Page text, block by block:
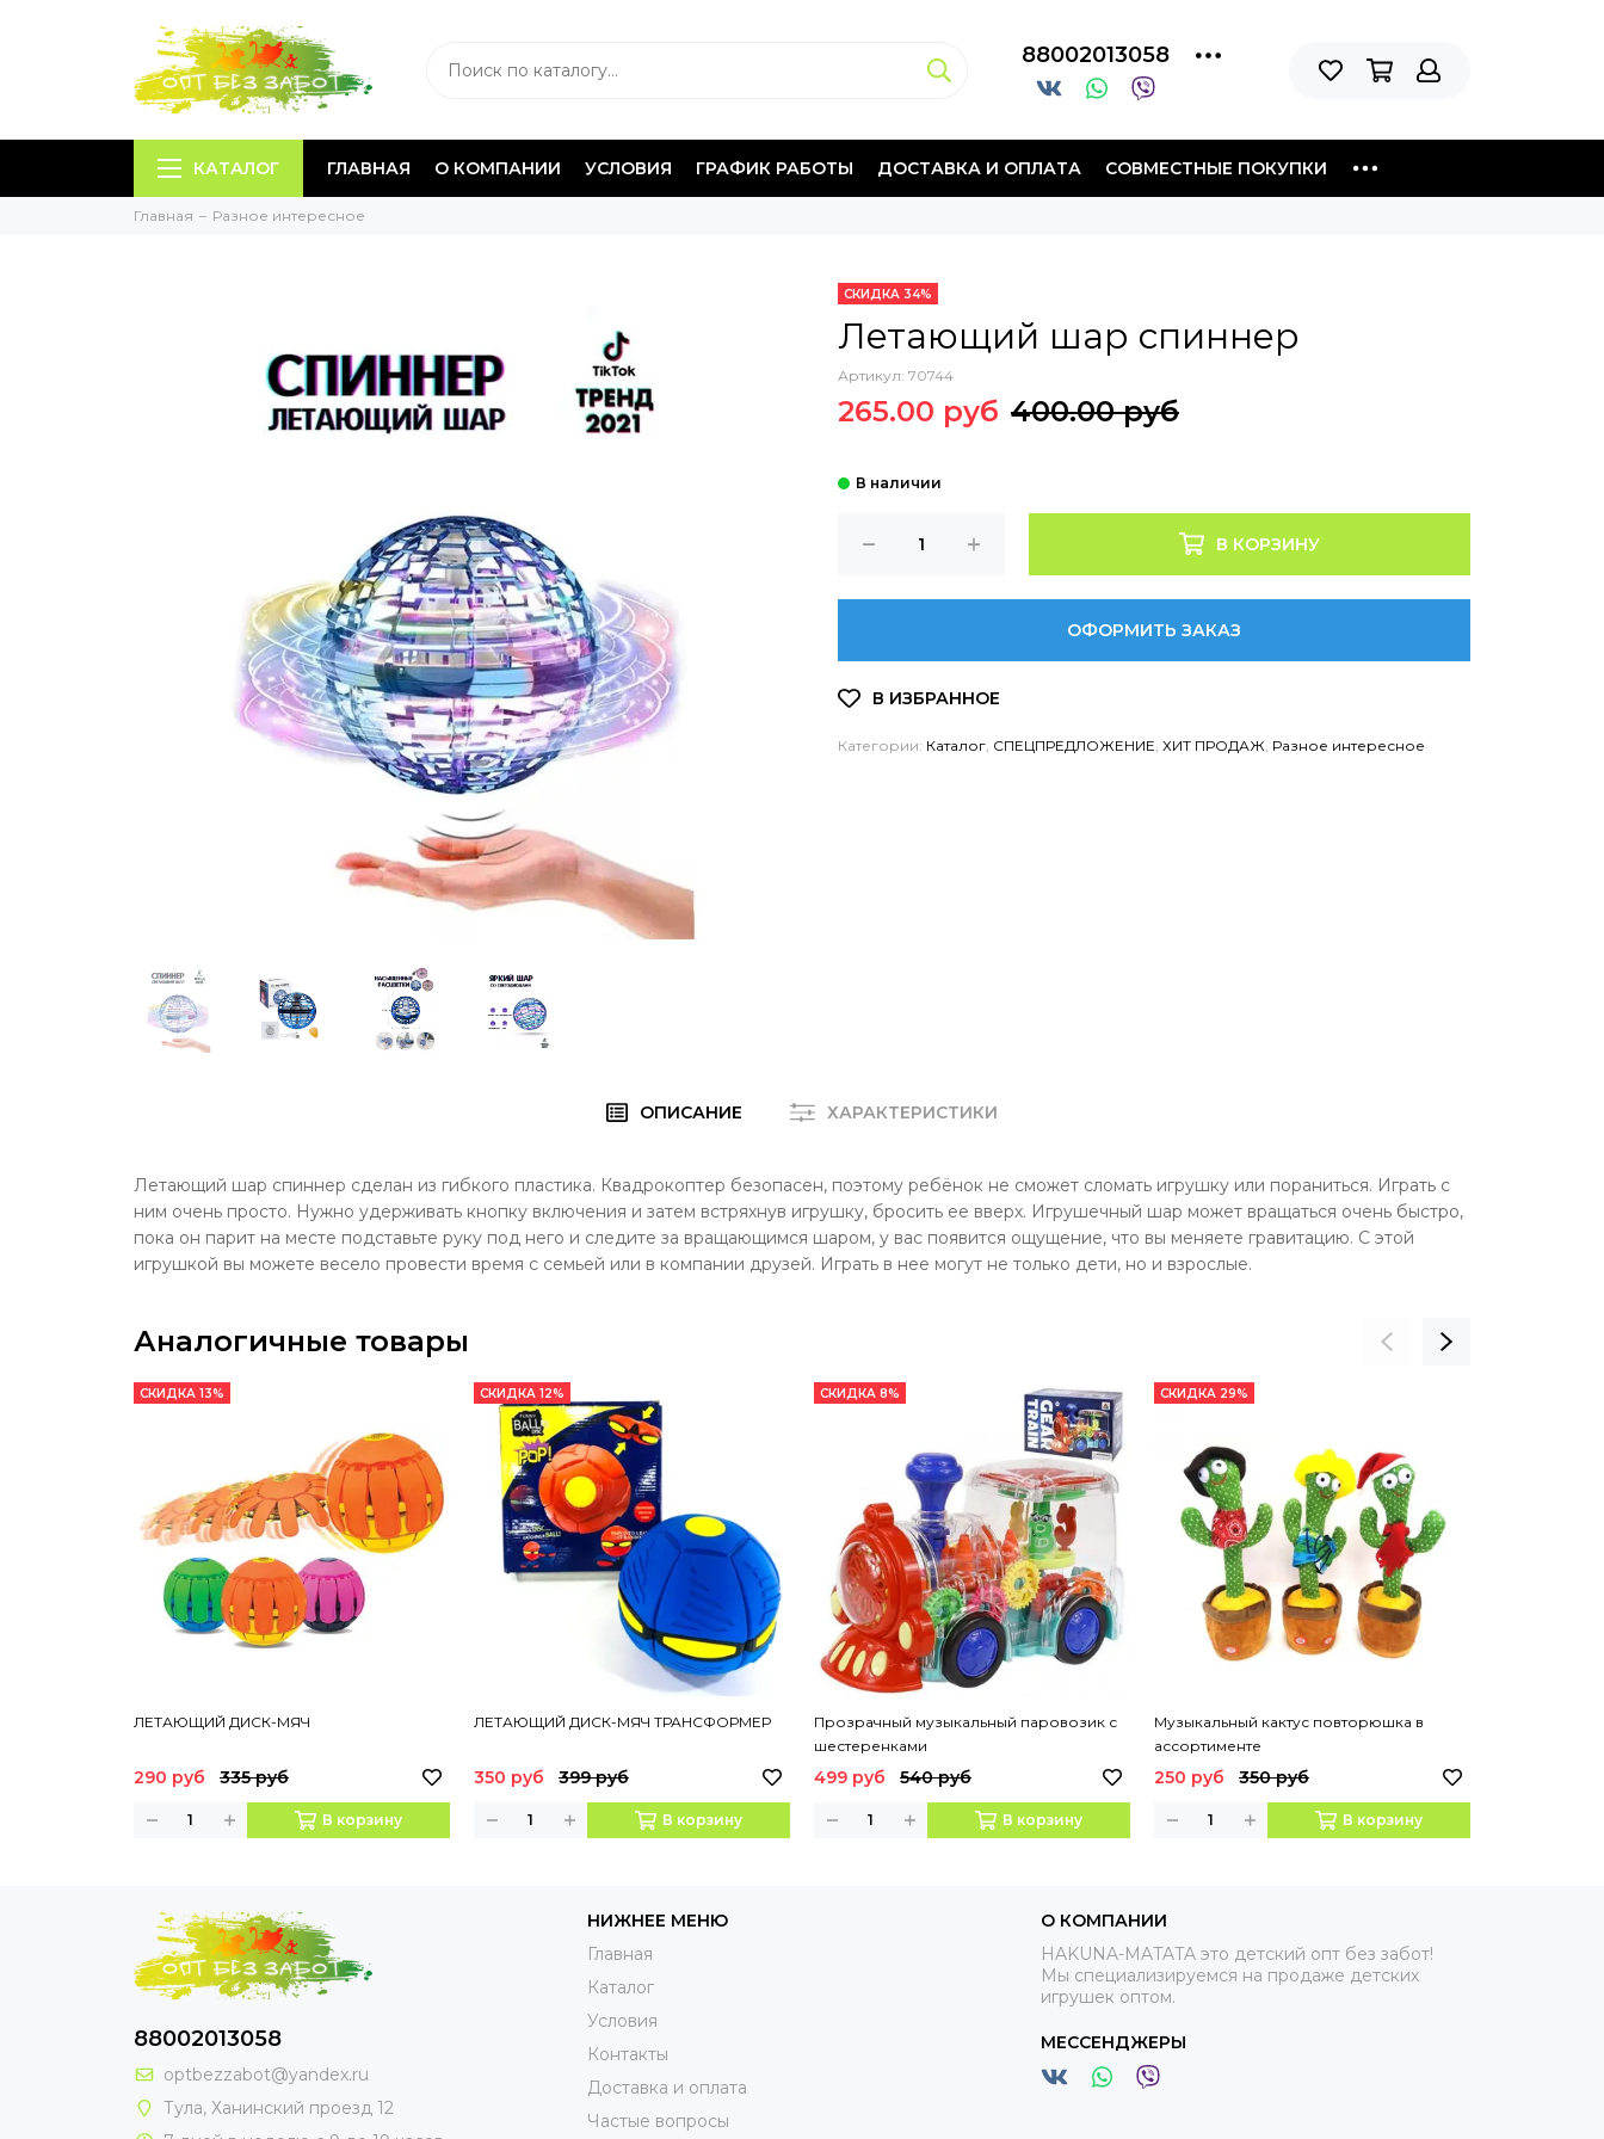
88002013058
КАТАЛОГ ГЛАВНАЯ О КОМПАНИИ УСЛОВИЯ ГРАФИК РАБОТЫ ДОСТАВКА И ОПЛАТА СОВМЕСТНЫЕ ПОКУПКИ
Главная Разное интересное
СКИДКА 34%
Летающий шар спиннер
Артикул: 70744
265.00 руб 400.00 руб
В КОРЗИНУ
ОФОРМИТЬ ЗАКАЗ
Категории: Каталог СПЕЦПРЕДЛОЖЕНИЕ ХИТ ПРОДАЖ Разное интересное
ОПИСАНИЕ ХАРАКТЕРИСТИКИ
Летающий шар спиннер сделан из гибкого пластика. Квадрокоптер безопасен, поэтому ребёнок не сможет сломать игрушку или пораниться. Играть с
ним очень просто. Нужно удерживать кнопку включения и затем встряхнув игрушку, бросить ее вверх. Игрушечный шар может вращаться очень быстро,
пока он парит на месте подставьте руку под него и следите за вращающимся шаром, у вас появится ощущение, что вы меняете гравитацию. С этой
игрушкой вы можете весело провести время с семьей или в компании друзей. Играть в нее могут не только дети, но и взрослые.
Аналогичные товары
СКИДКА 13%
ЛЕТАЮЩИЙ ДИСК-МЯЧ
290 руб 335 руб
В корзину
СКИДКА 12%
ЛЕТАЮЩИЙ ДИСК-МЯЧ ТРАНСФОРМЕР
350 руб 399 руб
В корзину
СКИДКА 8%
Прозрачный музыкальный паровозик с
шестеренками
499 руб 540 руб
В корзину
СКИДКА 29%
Музыкальный кактус повторюшка в
ассортименте
250 руб 350 руб
В корзину
88002013058
optbezzabot@yandex.ru
Тула, Ханинский проезд 12
НИЖНЕЕ МЕНЮ
Главная
Каталог
Условия
Контакты
Доставка и оплата
Частые вопросы
О КОМПАНИИ
HAKUNA-MATATA это детский опт без забот!
Мы специализируемся на продаже детских
игрушек оптом.
МЕССЕНДЖЕРЫ